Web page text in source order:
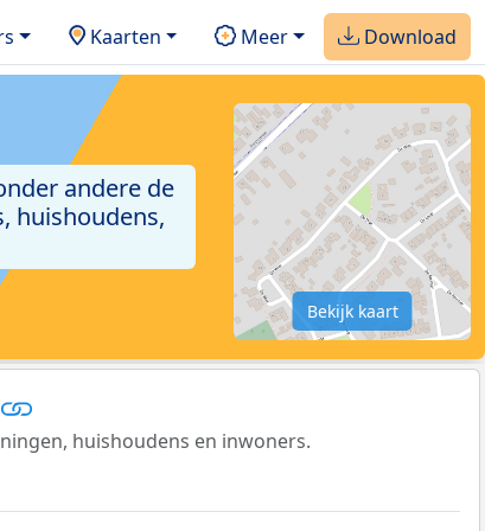
Kaarten Meer Download
andere de
huishoudens,
Bekijk kaart
huishoudens en inwoners.